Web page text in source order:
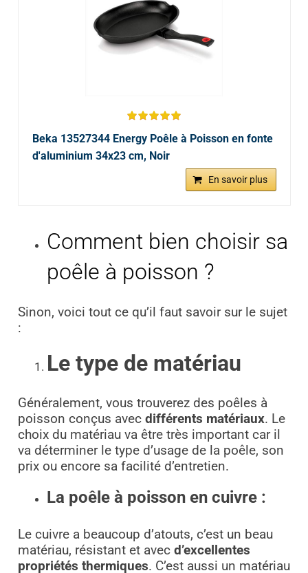
Beka 13527344 Energy Poêle à Poisson en fonte
d'aluminium 34x23 cm, Noir
En savoir plus
Comment bien choisir sa
poêle à poisson ?
Sinon, voici tout ce qu’il faut savoir sur le sujet
:
Le type de matériau
Généralement, vous trouverez des poêles à
poisson conçus avec différents matériaux. Le
choix du matériau va être très important car il
va déterminer le type d’usage de la poêle, son
prix ou encore sa facilité d’entretien.
La poêle à poisson en cuivre :
Le cuivre a beaucoup d’atouts, c’est un beau
matériau, résistant et avec d’excellentes
propriétés thermiques. C’est aussi un matériau